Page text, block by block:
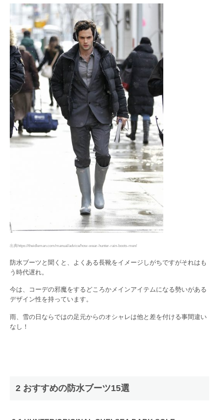
出典https://theidleman.com/manual/advice/how-wear-hunter-rain-boots-men/
防水ブーツと聞くと、よくある長靴をイメージしがちですがそれはも
う時代遅れ。
今は、コーデの邪魔をするどころかメインアイテムになる勢いがある
デザイン性を持っています。
雨、雪の日ならではの足元からのオシャレは他と差を付ける事間違い
なし！
2 おすすめの防水ブーツ15選